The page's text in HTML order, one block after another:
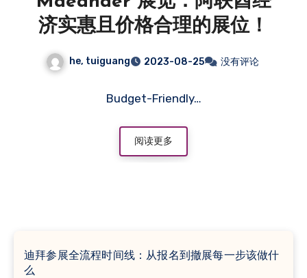
济实惠且价格合理的展位！
he, tuiguang 2023-08-25 没有评论
Budget-Friendly…
阅读更多
迪拜参展全流程时间线：从报名到撤展每一步该做什
么